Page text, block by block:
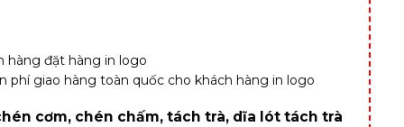
hàng đặt hàng in logo
phí giao hàng toàn quốc cho khách hàng in logo
cơm, chén chấm, tách trà, dĩa lót tách trà